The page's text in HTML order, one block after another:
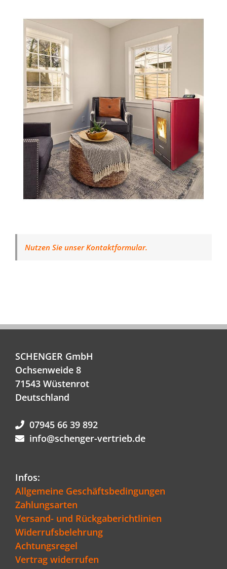
Nutzen Sie unser Kontaktformular.
SCHENGER GmbH
Ochsenweide 8
71543 Wüstenrot
Deutschland
07945 66 39 892
info@schenger-vertrieb.de
Infos:
Allgemeine Geschäftsbedingungen
Zahlungsarten
Versand- und Rückgaberichtlinien
Widerrufsbelehrung
Achtungsregel
Vertrag widerrufen